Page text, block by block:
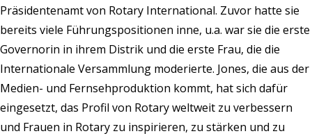
Präsidentenamt von Rotary International. Zuvor hatte sie
bereits viele Führungspositionen inne, u.a. war sie die erste
Governorin in ihrem Distrik und die erste Frau, die die
Internationale Versammlung moderierte. Jones, die aus der
Medien- und Fernsehproduktion kommt, hat sich dafür
eingesetzt, das Profil von Rotary weltweit zu verbessern
und Frauen in Rotary zu inspirieren, zu stärken und zu